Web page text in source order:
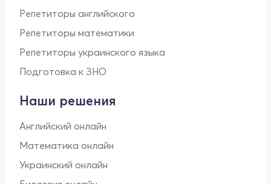
Репетиторы английского
Репетиторы математики
Репетиторы украинского языка
Подготовка к ЗНО
Наши решения
Английский онлайн
Математика онлайн
Украинский онлайн